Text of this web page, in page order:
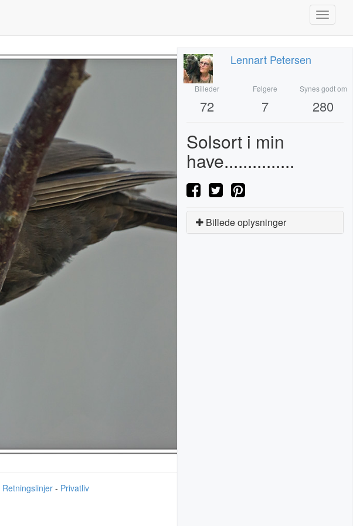
Toggle
Lennart Petersen
Billeder
72
Følgere
7
Synes godt om
280
Solsort i min
have...............
Billede oplysninger
Retningslinjer - Privatliv